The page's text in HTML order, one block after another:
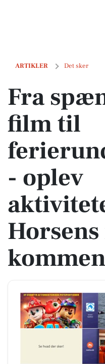
ARTIKLER Det sker
Fra spændende film til
Fra
film til
- oplev